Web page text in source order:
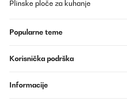
grease
Plinske ploče za kuhanje
Popularne teme
Korisnička podrška
Informacije